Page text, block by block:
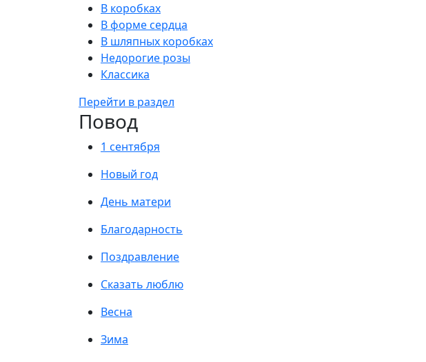
В коробках
В форме сердца
В шляпных коробках
Недорогие розы
Классика
Перейти в раздел
Повод
1 сентября
Новый год
День матери
Благодарность
Поздравление
Сказать люблю
Весна
Зима